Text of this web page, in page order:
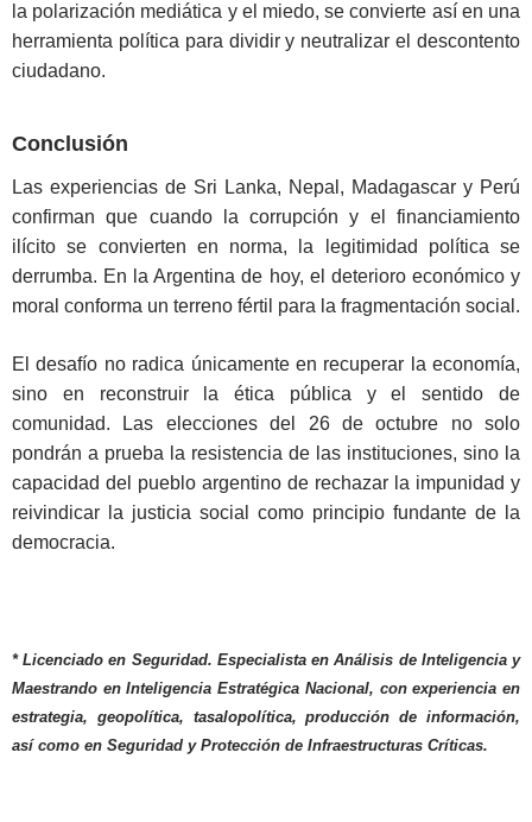
la polarización mediática y el miedo, se convierte así en una
herramienta política para dividir y neutralizar el descontento
ciudadano.
Conclusión
Las experiencias de Sri Lanka, Nepal, Madagascar y Perú
confirman que cuando la corrupción y el financiamiento
ilícito se convierten en norma, la legitimidad política se
derrumba. En la Argentina de hoy, el deterioro económico y
moral conforma un terreno fértil para la fragmentación social.
El desafío no radica únicamente en recuperar la economía,
sino en reconstruir la ética pública y el sentido de
comunidad. Las elecciones del 26 de octubre no solo
pondrán a prueba la resistencia de las instituciones, sino la
capacidad del pueblo argentino de rechazar la impunidad y
reivindicar la justicia social como principio fundante de la
democracia.
* Licenciado en Seguridad. Especialista en Análisis de Inteligencia y
Maestrando en Inteligencia Estratégica Nacional, con experiencia en
estrategia, geopolítica, tasalopolítica, producción de información,
así como en Seguridad y Protección de Infraestructuras Críticas.